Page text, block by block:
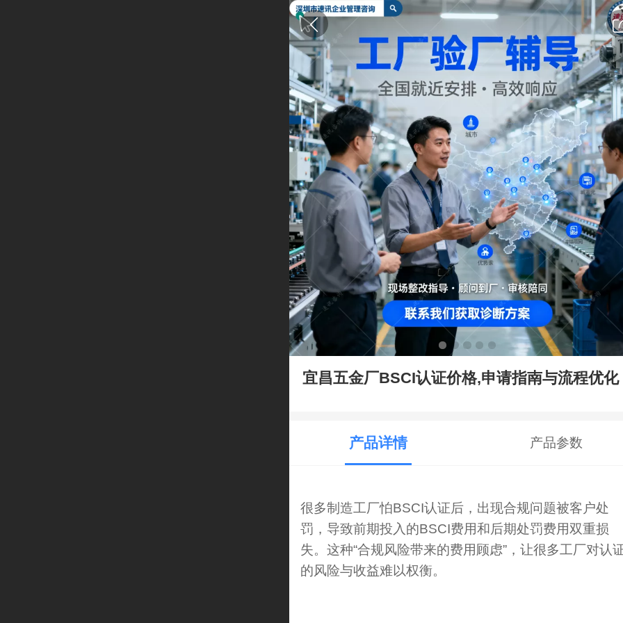
宜昌五金厂BSCI认证价格,申请指南与流程优化
产品详情 产品参数
很多制造工厂怕BSCI认证后，出现合规问题被客户处
罚，导致前期投入的BSCI费用和后期处罚费用双重损
失。这种“合规风险带来的费用顾虑”，让很多工厂对认
的风险与收益难以权衡。